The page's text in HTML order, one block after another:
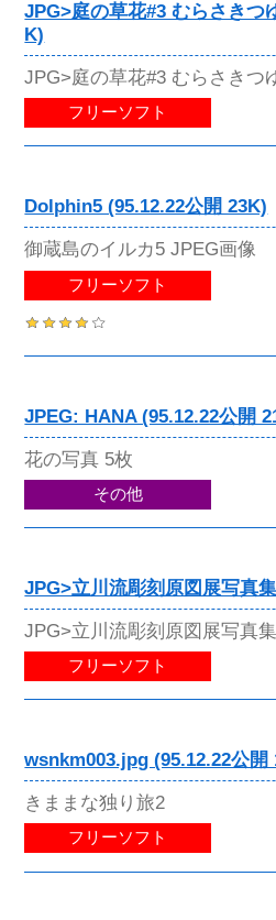
JPG>庭の草花#3 むらさきつ
K)
JPG>庭の草花#3 むらさきつ
フリーソフト
Dolphin5 (95.12.22公開 23K)
御蔵島のイルカ5 JPEG画像
フリーソフト
JPEG: HANA (95.12.22公開
花の写真 5枚
その他
JPG>立川流彫刻原図展写真
JPG>立川流彫刻原図展写真集
フリーソフト
wsnkm003.jpg (95.12.22公開
きままな独り旅2
フリーソフト